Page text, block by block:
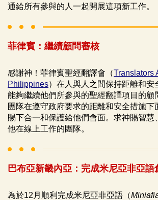
通給所有參與的人一起開展這項新工作。
菲律賓：繼續顧問審核
感謝神！菲律賓聖經翻譯會（Translators
Philippines）在人與人之間保持距離和安
能夠繼續他們所參與的聖經翻譯項目的顧
團隊在遵守政府要求的距離和安全措施下
賜下合一和保護給他們會面。求神賜智慧
他在線上工作的團隊。
巴布亞新畿內亞：完成米尼亞非亞語
為於12月順利完成米尼亞非亞語（